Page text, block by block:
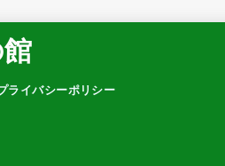
ライバシーポリシー